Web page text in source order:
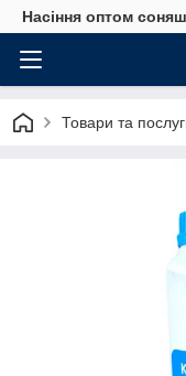
Насіння оптом
Товари та